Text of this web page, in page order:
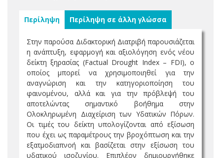
Περίληψη Περίληψη σε άλλη γλώσσα
Στην παρούσα Διδακτορική Διατριβή παρουσιάζεται
η ανάπτυξη, εφαρμογή και αξιολόγηση ενός νέου
δείκτη ξηρασίας (Factual Drought Index – FDI), o
οποίος μπορεί να χρησιμοποιηθεί για την
αναγνώριση και την κατηγοριοποίηση του
φαινομένου, αλλά και για την πρόβλεψή του
αποτελώντας σημαντικό βοήθημα στην
Ολοκληρωμένη Διαχείριση των Υδατικών Πόρων.
Οι τιμές του δείκτη υπολογίζονται από εξίσωση
που έχει ως παραμέτρους την βροχόπτωση και την
εξατμοδιαπνοή και βασίζεται στην εξίσωση του
υδατικού ισοζυγίου. Επιπλέον δημιουργήθηκε